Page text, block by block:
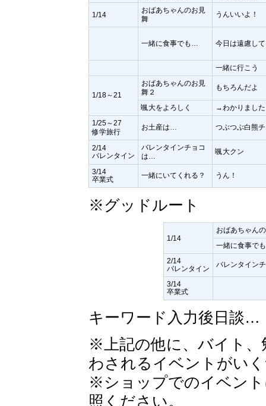
1/14
おばあちゃんのお見
舞
うんいいよ！
一緒に食事でも… 今日は遠慮し
一緒に行こう
1/18～21
おばあちゃんのお見
舞２
もちろんだよ
颯大をよろしく
→わかりました
1/25～27
修学旅行
お土産は… つぶつぶ白熊
2/14
バレンタイン
バレンタインチョコ
は…
颯大クン
3/14
卒業式
一緒にいてくれる？ うん！
※グッドルート
1/14
おばあちゃん
一緒に食事で
2/14
バレンタイン
バレンタイン
3/14
卒業式
キーワード入力後日談…
※上記の他に、バイト
わされるイベントがい
※ショップでのイベン
照ください。